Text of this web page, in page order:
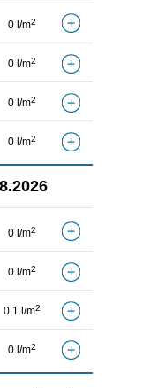
0 l/m2
0 l/m2
0 l/m2
0 l/m2
0 l/m2
0 l/m2
0,1 l/m2
0 l/m2